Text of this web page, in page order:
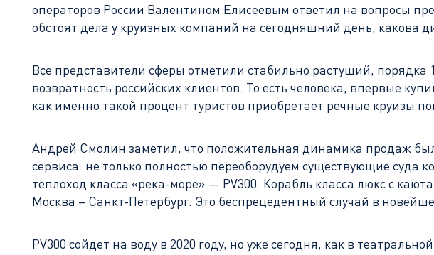
операторов России Валентином Елисеевым ответил на вопросы
обстоят дела у круизных компаний на сегодняшний день, какова
Все представители сферы отметили стабильно растущий, порядка
возвратность российских клиентов. То есть человека, впервые
как именно такой процент туристов приобретает речные круизы
Андрей Смолин заметил, что положительная динамика продаж
сервиса: не только полностью переоборудуем существующие
теплоход класса «река-море» — PV300. Корабль класса люкс с
Москва – Санкт-Петербург. Это беспрецедентный случай в
PV300 сойдет на воду в 2020 году, но уже сегодня, как в